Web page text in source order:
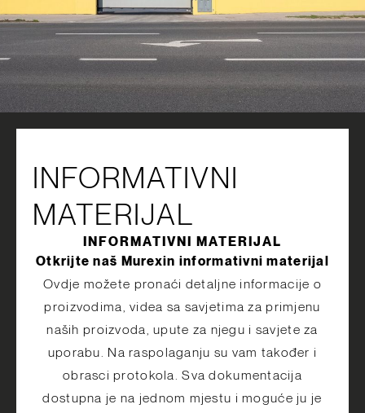
INFORMATIVNI
MATERIJAL
INFORMATIVNI MATERIJAL
Otkrijte naš Murexin informativni materijal
Ovdje možete pronaći detaljne informacije o
proizvodima, videa sa savjetima za primjenu
naših proizvoda, upute za njegu i savjete za
uporabu. Na raspolaganju su vam također i
obrasci protokola. Sva dokumentacija
dostupna je na jednom mjestu i moguće ju je